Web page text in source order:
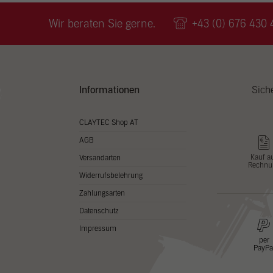
Wir beraten Sie gerne. +43 (0) 676 430
Informationen
CLAYTEC Shop AT
AGB
Versandarten
Widerrufsbelehrung
Zahlungsarten
Datenschutz
Impressum
Kauf
per
PayPal
zu